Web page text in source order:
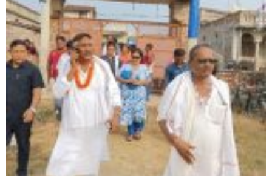
सिराहा-२ मा संजय यादव भिड्ने !